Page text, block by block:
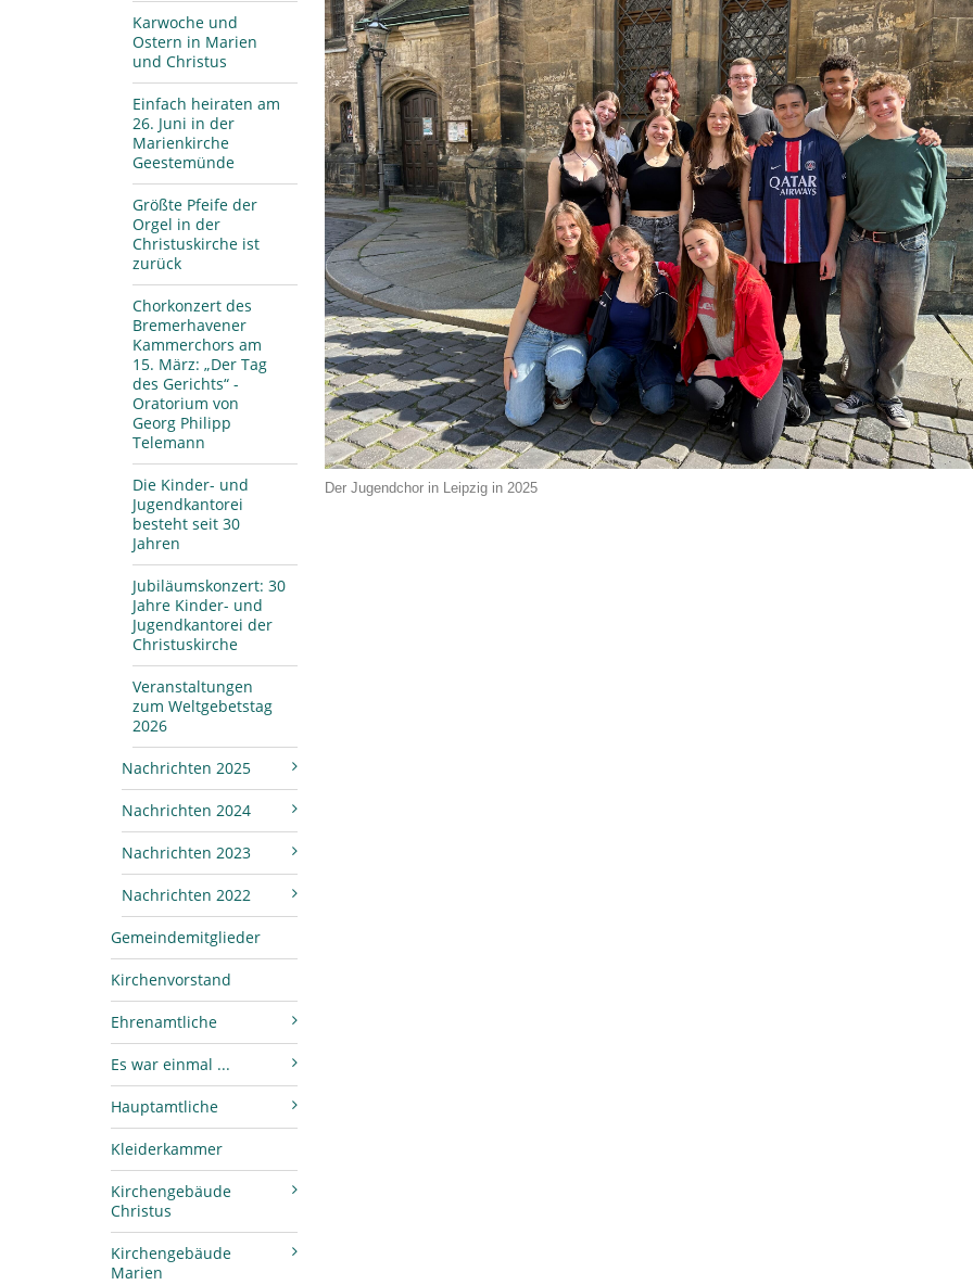
Karwoche und
Ostern in Marien
und Christus
Einfach heiraten am
26. Juni in der
Marienkirche
Geestemünde
Größte Pfeife der
Orgel in der
Christuskirche ist
zurück
Chorkonzert des
Bremerhavener
Kammerchors am
15. März: „Der Tag
des Gerichts“ -
Oratorium von
Georg Philipp
Telemann
Die Kinder- und
Jugendkantorei
besteht seit 30
Jahren
Jubiläumskonzert: 30
Jahre Kinder- und
Jugendkantorei der
Christuskirche
Veranstaltungen
zum Weltgebetstag
2026
Nachrichten 2025
Nachrichten 2024
Nachrichten 2023
Nachrichten 2022
Gemeindemitglieder
Kirchenvorstand
Ehrenamtliche
Es war einmal ...
Hauptamtliche
Kleiderkammer
Kirchengebäude
Christus
Kirchengebäude
Marien
Der Jugendchor in Leipzig in 2025